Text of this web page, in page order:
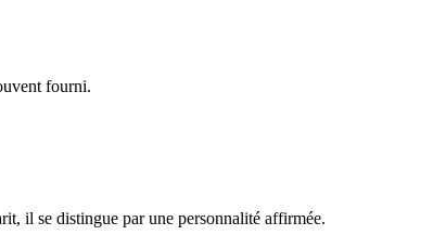
fourni.
il se distingue par une personnalité affirmée.